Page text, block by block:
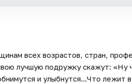
всех возрастов, стран,
лучшую подружку скажут: «Ну
и улыбнутся...Что лежит